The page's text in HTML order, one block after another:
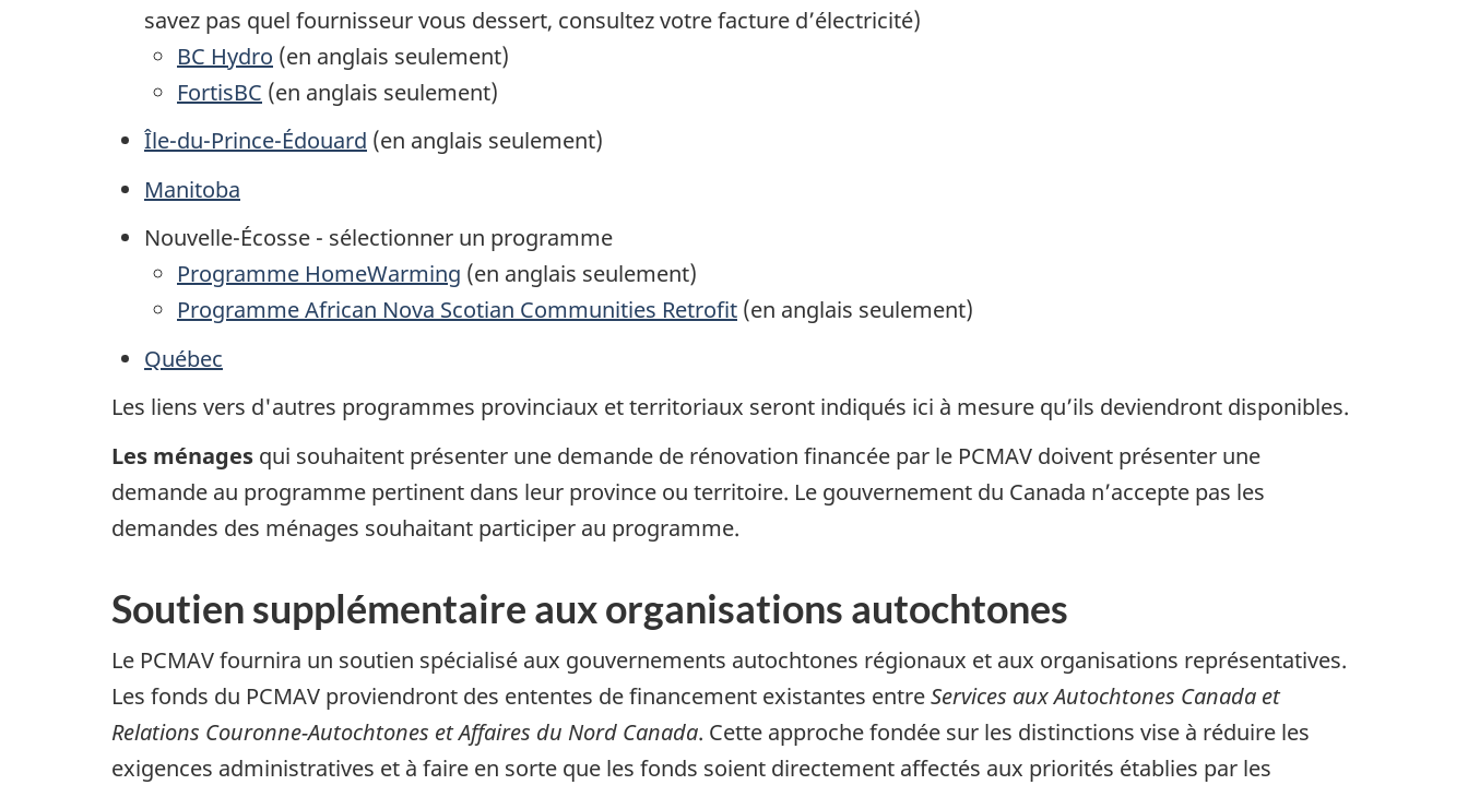
savez pas quel fournisseur vous dessert, consultez votre facture d’électricité)
BC Hydro (en anglais seulement)
FortisBC (en anglais seulement)
Île-du-Prince-Édouard (en anglais seulement)
Manitoba
Nouvelle-Écosse - sélectionner un programme
Programme HomeWarming (en anglais seulement)
Programme African Nova Scotian Communities Retrofit (en anglais seulement)
Québec
Les liens vers d'autres programmes provinciaux et territoriaux seront indiqués ici à mesure qu’ils deviendront disponibles.
Les ménages qui souhaitent présenter une demande de rénovation financée par le PCMAV doivent présenter une
demande au programme pertinent dans leur province ou territoire. Le gouvernement du Canada n’accepte pas les
demandes des ménages souhaitant participer au programme.
Soutien supplémentaire aux organisations autochtones
Le PCMAV fournira un soutien spécialisé aux gouvernements autochtones régionaux et aux organisations représentatives.
Les fonds du PCMAV proviendront des ententes de financement existantes entreServices aux Autochtones Canada et
Relations Couronne-Autochtones et Affaires du Nord Canada. Cette approche fondée sur les distinctions vise à réduire les
exigences administratives et à faire en sorte que les fonds soient directement affectés aux priorités établies par les